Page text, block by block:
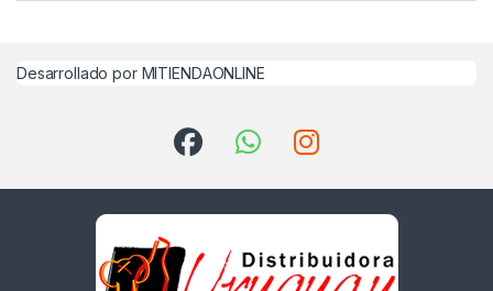
Desarrollado por MITIENDAONLINE